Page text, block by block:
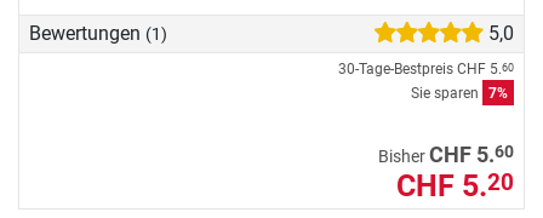
Bewertungen (1) 5,0
30-Tage-Bestpreis CHF 5.60
Sie sparen 7%
BisherCHF 5.60
CHF 5.20